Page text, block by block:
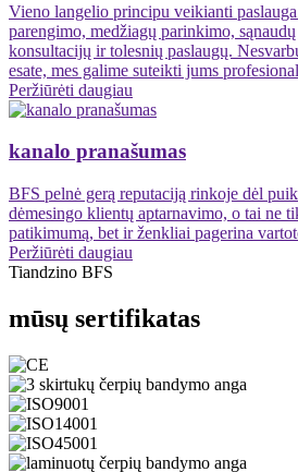
Vieno langelio principu veikianti
parengimo, medžiagų parinkimo,
konsultacijų ir tolesnių paslaugų.
esate, mes galime suteikti jums
Peržiūrėti daugiau
kanalo pranašumas
BFS pelnė gerą reputaciją rinkoje dėl
dėmesingo klientų aptarnavimo, o tai ne
patikimumą, bet ir ženkliai pagerina
Peržiūrėti daugiau
Tiandzino BFS
mūsų sertifikatas